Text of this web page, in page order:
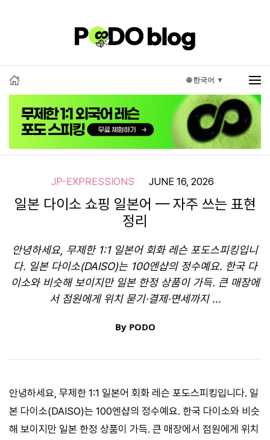
🌐 한국어 ▼
JP-EXPRESSIONS JUNE 16, 2026
일본 다이소 쇼핑 일본어 — 자주 쓰는 표현
정리
안녕하세요, 무제한 1:1 일본어 회화 레슨 포도스피킹입니
다. 일본 다이소(DAISO)는 100엔샵의 정수예요. 한국 다
이소와 비슷해 보이지만 일본 한정 상품이 가득. 큰 매장에
서 점원에게 위치 묻기·결제·면세까지 ...
By PODO
안녕하세요, 무제한 1:1 일본어 회화 레슨 포도스피킹입니다. 일
본 다이소(DAISO)는 100엔샵의 정수예요. 한국 다이소와 비슷
해 보이지만 일본 한정 상품이 가득. 큰 매장에서 점원에게 위치